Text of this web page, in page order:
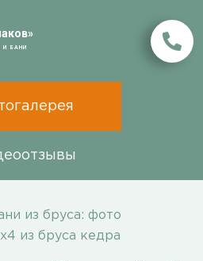
И БАНИ
из бруса: фото
из бруса кедра